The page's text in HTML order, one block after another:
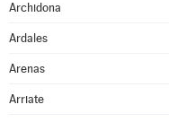
Archidona
Ardales
Arenas
Arriate